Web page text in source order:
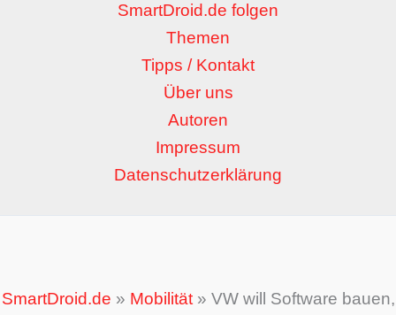
SmartDroid.de folgen
Themen
Tipps / Kontakt
Über uns
Autoren
Impressum
Datenschutzerklärung
SmartDroid.de » Mobilität» VW will Software bauen,